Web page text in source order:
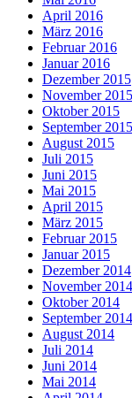
April 2016
März 2016
Februar 2016
Januar 2016
Dezember 2015
November 2015
Oktober 2015
September 2015
August 2015
Juli 2015
Juni 2015
Mai 2015
April 2015
März 2015
Februar 2015
Januar 2015
Dezember 2014
November 2014
Oktober 2014
September 2014
August 2014
Juli 2014
Juni 2014
Mai 2014